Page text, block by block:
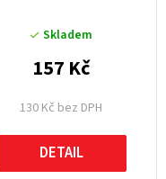
Skladem
130 Kč bez DPH
157 Kč
DETAIL